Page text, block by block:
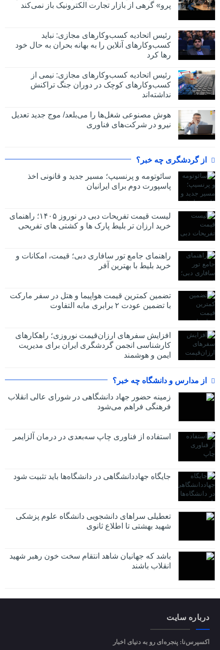
پرو» گرهی از بازار تجارت الکترونیک باز نمی‌کند
رئیس اتحادیه کسب‌وکارهای مجازی: نباید
کسب‌وکارهای آنلاین را به بهانه بحران به حال خود
رها کرد
رئیس اتحادیه کسب‌وکارهای مجازی: نیمی از
کسب‌وکارهای کوچک در دوران جنگ‌ تراکنش
نداشته‌اند
هوش مصنوعی شغل‌ها را می‌بلعد/ موج جدید تعدیل
نیرو در شرکت‌های فناوری
از گردشگری چه خبر؟
سائوتومه و پرنسیپ؛ مسیر جدید و قانونی اخذ
پاسپورت دوم برای ایرانیان
لیست قیمت تفریحات دبی در نوروز ۱۴۰۵؛ راهنمای
خرید ارزان تر بلیط پارک ها و کشتی های تفریحی
راهنمای جامع تور سافاری دبی؛ قیمت، امکانات و
خرید بلیط با بهترین آفر
تضمین کمترین قیمت هواپیما و هتل در سفر مارکت
با تضمین عودت ۲ برابری مابه التفاوت
افزایش سفرهای ارزان‌قیمت نوروزی؛ راهکارهای
کارشناسی انجمن گردشگری ایران برای مدیریت
ایمن و هوشمند
از مدارس و دانشگاه چه خبر؟
زمینه حضور جهاد دانشگاهی در شورای عالی انقلاب
فرهنگی فراهم می‌شود
استفاده از فناوری چاپ سه‌بعدی در درمان آلزایمر
جایگاه جهاددانشگاهی در دانشگاه‌ها باید تثبیت شود
تعطیلی سراهای دانشجویی دانشگاه علوم پزشکی
شهید بهشتی تا اطلاع ثانوی
باشد که جهانیان شاهد انتقام سخت خون رهبر شهید
انقلاب باشند
درباره سایت
اکسپرس‌نا: پنجره‌ای رو به دنیای اخبار